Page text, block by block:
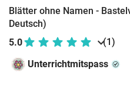
Blätter ohne Namen -
Deutsch)
5.0
(1)
Unterrichtmitspass